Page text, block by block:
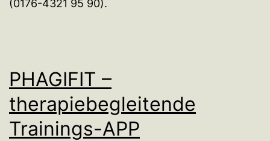
(0176-4321 95 90).
PHAGIFIT –
therapiebegleitende
Trainings-APP